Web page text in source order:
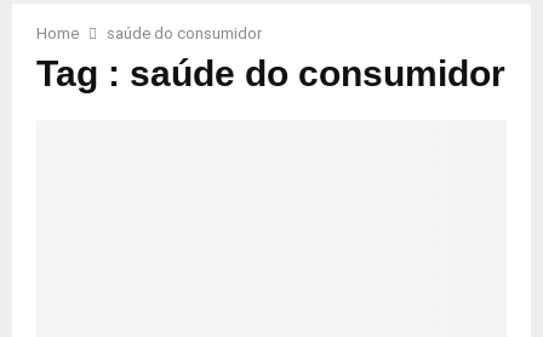
Home saúde do consumidor
Tag : saúde do consumidor